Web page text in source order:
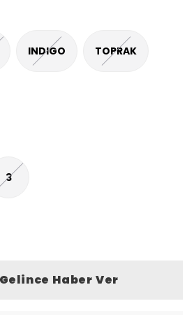
INDIGO TOPRAK
3
Haber Ver